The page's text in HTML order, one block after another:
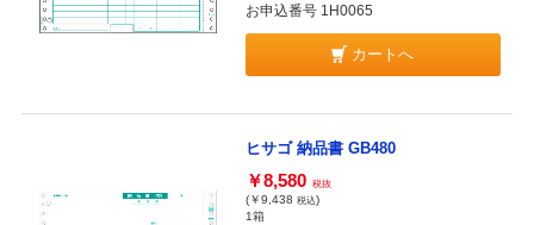
お申込番号 1H0065
カートへ
ヒサゴ 納品書 GB480
￥8,580 税抜
(￥9,438 税込)
1箱